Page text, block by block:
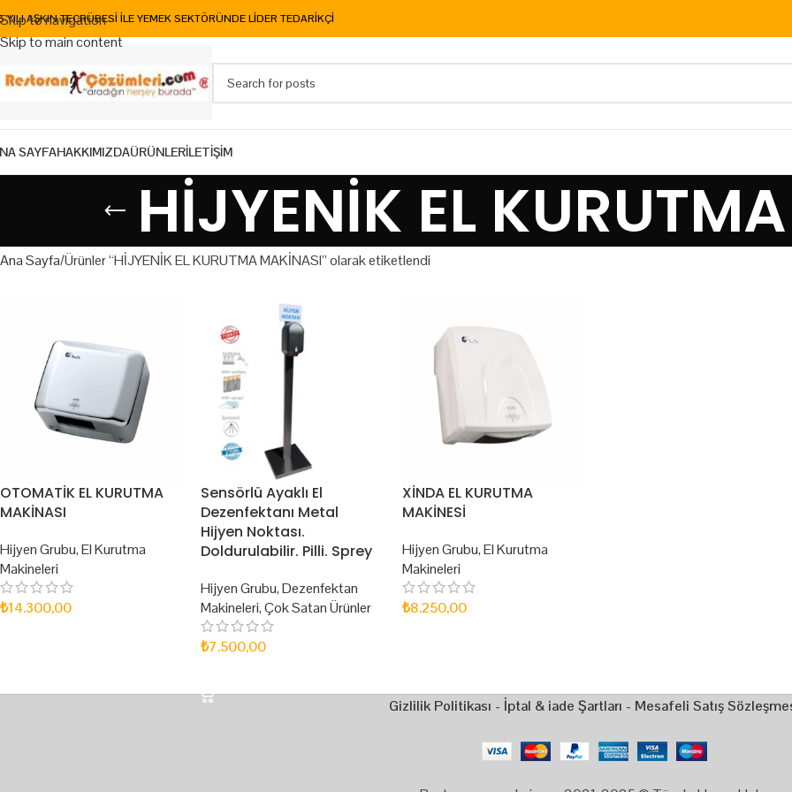
Skip to navigation
Skip to main content
YILI AŞKIN TECRÜBESİ İLE YEMEK SEKTÖRÜNDE LİDER TEDARİKÇİ
SAYFAHAKKIMIZDAÜRÜNLERİLETİŞİM
HİJYENİK EL
Ana Sayfa Ürünler “HİJYENİK EL KURUTMA MAKİNASI” olarak etiketlendi
OTOMATİK EL KURUTMA
MAKİNASI
Hijyen Grubu,El Kurutma
Makineleri
₺14.300,00
Sensörlü Ayaklı El
Dezenfektanı Metal
Hijyen Noktası.
Doldurulabilir. Pilli. Sprey
Hijyen Grubu,Dezenfektan
Makineleri,Çok Satan Ürünler
₺7.500,00
XİNDA EL KURUTMA
MAKİNESİ
Hijyen Grubu,El Kurutma
Makineleri
₺8.250,00
Gizlilik Politikası - İptal & iade Şartları - Mesafeli Satış